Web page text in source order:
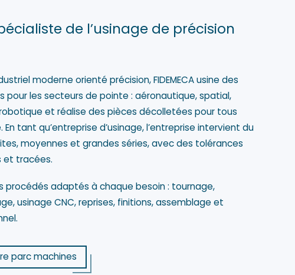
de l’usinage de précision
moderne orienté précision, FIDEMECA usine des
pour les secteurs de pointe : aéronautique, spatial,
et réalise des pièces décolletées pour tous
tant qu’entreprise d’usinage, l’entreprise intervient du
moyennes et grandes séries, avec des tolérances
et tracées.
procédés adaptés à chaque besoin : tournage,
usinage CNC, reprises, finitions, assemblage et
parc machines